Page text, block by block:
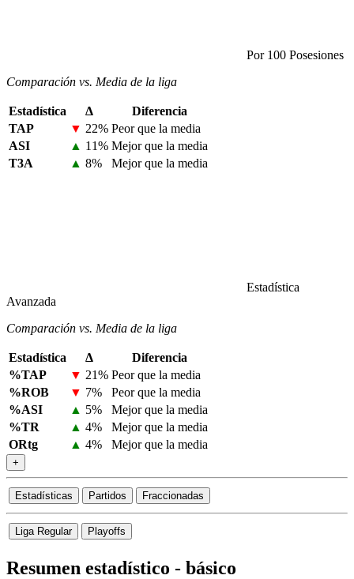
Por 100 Posesiones
Comparación vs. Media de la liga
Estadística Δ
Diferencia
TAP
▼ 22% Peor que la media
ASI
▲ 11% Mejor que la media
T3A
▲ 8% Mejor que la media
Estadística
Avanzada
Comparación vs. Media de la liga
Estadística Δ
Diferencia
%TAP
▼ 21% Peor que la media
%ROB
▼ 7%
Peor que la media
%ASI
▲ 5%
Mejor que la media
%TR
▲ 4%
Mejor que la media
ORtg
▲ 4% Mejor que la media
+
Estadísticas Partidos Fraccionadas
Liga Regular Playoffs
Resumen estadístico - básico